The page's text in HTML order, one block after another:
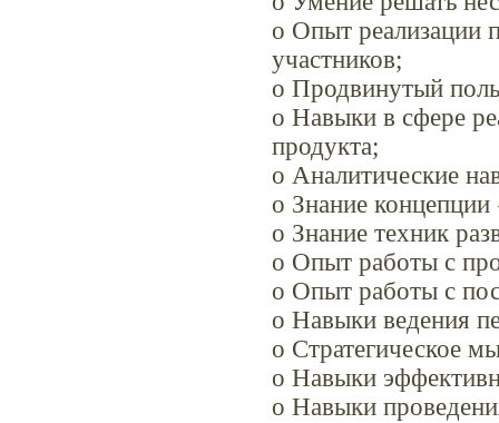
o Опыт реализации
участников;
o Продвинутый
o Навыки в сфере
продукта;
o Аналитические
o Знание
o Знание техник
o Опыт работы с
o Опыт работы с
o Навыки ведения
o Стратегическое
o Навыки
o Навыки